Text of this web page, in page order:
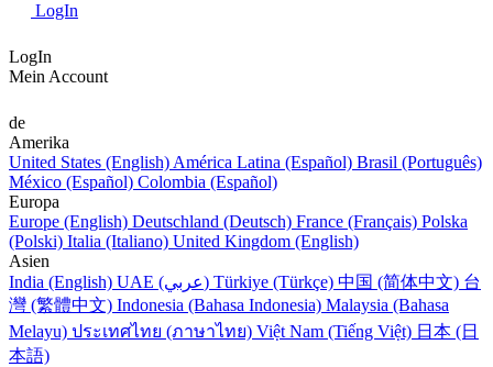
LogIn
LogIn
Mein Account
de
Amerika
United States (English) América Latina (Español) Brasil (Português)
México (Español) Colombia (Español)
Europa
Europe (English) Deutschland (Deutsch) France (Français) Polska
(Polski) Italia (Italiano) United Kingdom (English)
Asien
India (English)
UAE (عربي) Türkiye (Türkçe) 中国 (简体中文) 台
灣 (繁體中文) Indonesia (Bahasa Indonesia) Malaysia (Bahasa
Melayu) ประเทศไทย (ภาษาไทย) Việt Nam (Tiếng Việt) 日本 (日
本語)